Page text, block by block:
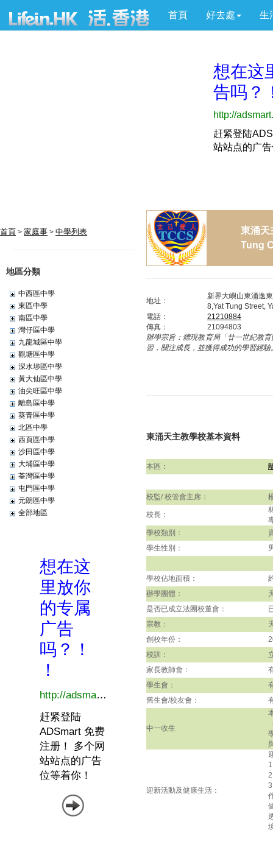
首頁 好去處 生
首頁 > 家庭事 > 中學列表
地區分類
中西區中學
東區中學
南區中學
灣仔區中學
九龍城區中學
觀塘區中學
深水埗區中學
黃大仙區中學
油尖旺區中學
離島區中學
葵青區中學
北區中學
西頁區中學
沙田區中學
大埔區中學
荃灣區中學
屯門區中學
元朗區中學
全部地區
東涌天
Tung
地址：
新界大嶼山東涌逸
8,Yat Tung Street,
電話：
21210884
傳真：
21094803
辦學宗旨： 體現教育局「廿一世紀教
習，關注成長，並獲得成功的學習經驗
東涌天主教學校基本資料
本區：
校監/ 校管會主席：
校長：
學校類別：
學生性別：
學校佔地面積：
辦學團體：
是否已成立法團校董會：
宗教：
創校年份：
校訓：
家長教師會：
學生會：
舊生會/校友會：
中一收生
迎新活動及健康生活：